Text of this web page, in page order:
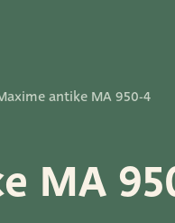
Sar Import
antike MA 950-4
MA